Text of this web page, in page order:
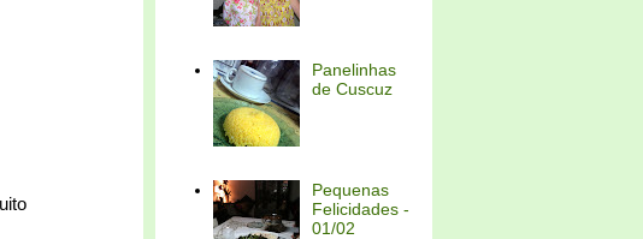
Panelinhas
de Cuscuz
Pequenas
Felicidades -
01/02